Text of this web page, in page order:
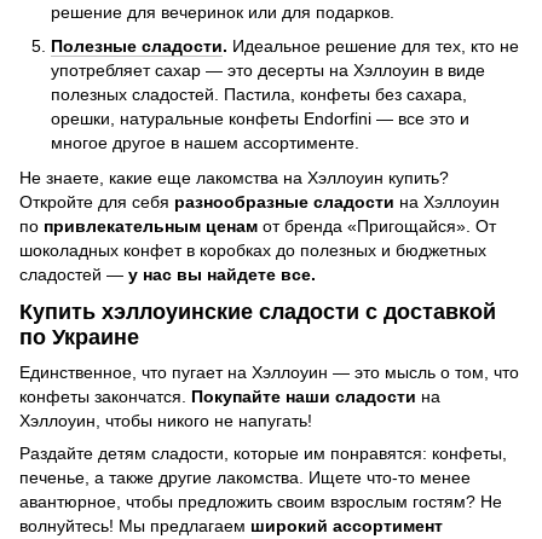
решение для вечеринок или для подарков.
Полезные сладости. Идеальное решение для тех, кто не
употребляет сахар — это десерты на Хэллоуин в виде
полезных сладостей. Пастила, конфеты без сахара,
орешки, натуральные конфеты Endorfini — все это и
многое другое в нашем ассортименте.
Не знаете, какие еще лакомства на Хэллоуин купить?
Откройте для себя разнообразные сладости на Хэллоуин
по привлекательным ценам от бренда «Пригощайся». От
шоколадных конфет в коробках до полезных и бюджетных
сладостей — у нас вы найдете все.
Купить хэллоуинские сладости с доставкой
по Украине
Единственное, что пугает на Хэллоуин — это мысль о том, что
конфеты закончатся. Покупайте наши сладости на
Хэллоуин, чтобы никого не напугать!
Раздайте детям сладости, которые им понравятся: конфеты,
печенье, а также другие лакомства. Ищете что-то менее
авантюрное, чтобы предложить своим взрослым гостям? Не
волнуйтесь! Мы предлагаем широкий ассортимент